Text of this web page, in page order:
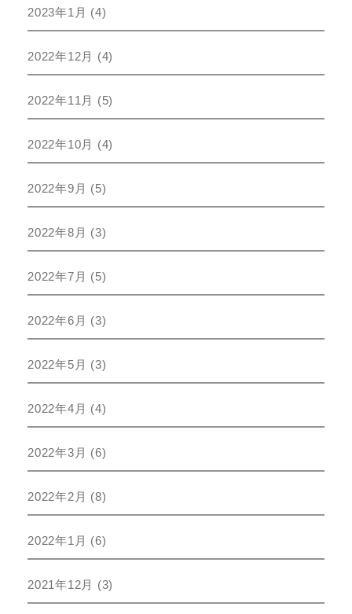
2023年1月 (4)
2022年12月 (4)
2022年11月 (5)
2022年10月 (4)
2022年9月 (5)
2022年8月 (3)
2022年7月 (5)
2022年6月 (3)
2022年5月 (3)
2022年4月 (4)
2022年3月 (6)
2022年2月 (8)
2022年1月 (6)
2021年12月 (3)